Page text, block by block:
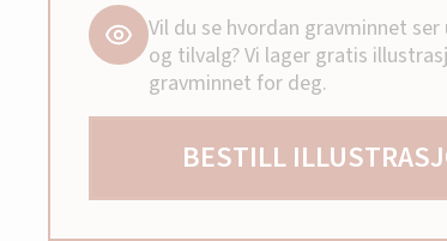
Vil du se hvordan gravminnet
og tilvalg? Vi lager gratis
gravminnet for deg.
BESTILL